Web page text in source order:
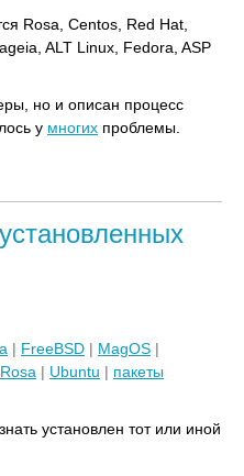
Rosa, Centos, Red Hat,
ALT Linux, Fedora, ASP
но и описан процесс
у многих проблемы.
| FreeBSD | MagOS |
Rosa | Ubuntu | пакеты
установлен тот или иной